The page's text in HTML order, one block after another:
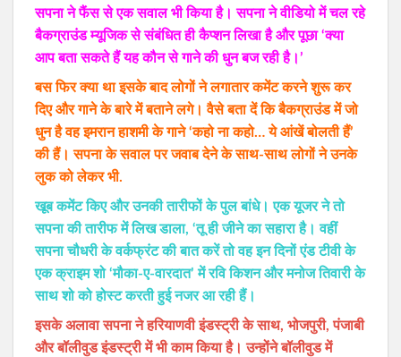
सपना ने फैंस से एक सवाल भी किया है। सपना ने वीडियो में चल रहे
बैकग्राउंड म्यूजिक से संबंधित ही कैप्शन लिखा है और पूछा ‘क्या
आप बता सकते हैं यह कौन से गाने की धुन बज रही है।’
बस फिर क्या था इसके बाद लोगों ने लगातार कमेंट करने शुरू कर
दिए और गाने के बारे में बताने लगे। वैसे बता दें कि बैकग्राउंड में जो
धुन है वह इमरान हाशमी के गाने ‘कहो ना कहो… ये आंखें बोलती हैं’
की हैं। सपना के सवाल पर जवाब देने के साथ-साथ लोगों ने उनके
लुक को लेकर भी.
खूब कमेंट किए और उनकी तारीफों के पुल बांधे। एक यूजर ने तो
सपना की तारीफ में लिख डाला, ‘तू ही जीने का सहारा है। वहीं
सपना चौधरी के वर्कफ्रंट की बात करें तो वह इन दिनों एंड टीवी के
एक क्राइम शो ‘मौका-ए-वारदात’ में रवि किशन और मनोज तिवारी के
साथ शो को होस्ट करती हुई नजर आ रही हैं।
इसके अलावा सपना ने हरियाणवी इंडस्ट्री के साथ, भोजपुरी, पंजाबी
और बॉलीवुड इंडस्ट्री में भी काम किया है। उन्होंने बॉलीवुड में